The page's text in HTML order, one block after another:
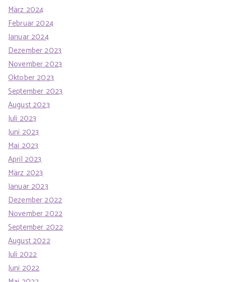
März 2024
Februar 2024
Januar 2024
Dezember 2023
November 2023
Oktober 2023
September 2023
August 2023
Juli 2023
Juni 2023
Mai 2023
April 2023
März 2023
Januar 2023
Dezember 2022
November 2022
September 2022
August 2022
Juli 2022
Juni 2022